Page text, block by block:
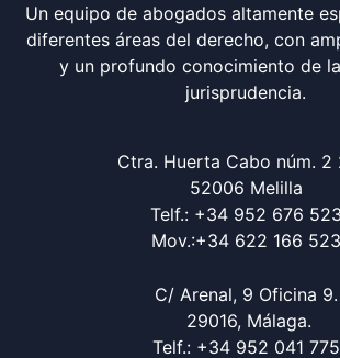
Un equipo de abogados altamente
diferentes áreas del derecho, con
y un profundo conocimiento de
jurisprudencia.
Ctra. Huerta Cabo núm. 2
52006 Melilla
Telf.: +34 952 676 523
Mov.:+34 622 166 523
C/ Arenal, 9 Oficina 9.
29016, Málaga.
Telf.: +34 952 041 775